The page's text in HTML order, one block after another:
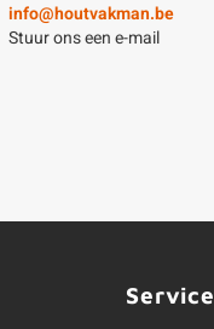
info@houtvakman.be
Stuur ons een e-mail
Service